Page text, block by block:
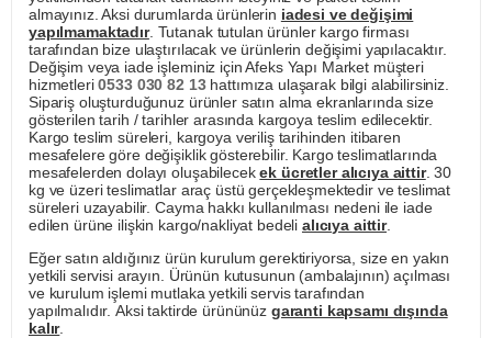
almayınız. Aksi durumlarda ürünlerin iadesi ve değişimi
yapılmamaktadır. Tutanak tutulan ürünler kargo firması
tarafından bize ulaştırılacak ve ürünlerin değişimi yapılacaktır.
Değişim veya iade işleminiz için Afeks Yapı Market müşteri
hizmetleri0533 030 82 13hattımıza ulaşarak bilgi alabilirsiniz.
Sipariş oluşturduğunuz ürünler satın alma ekranlarında size
gösterilen tarih / tarihler arasında kargoya teslim edilecektir.
Kargo teslim süreleri, kargoya veriliş tarihinden itibaren
mesafelere göre değişiklik gösterebilir. Kargo teslimatlarında
mesafelerden dolayı oluşabilecekek ücretler alıcıya aittir. 30
kg ve üzeri teslimatlar araç üstü gerçekleşmektedir ve teslimat
süreleri uzayabilir. Cayma hakkı kullanılması nedeni ile iade
edilen ürüne ilişkin kargo/nakliyat bedeli alıcıya aittir.
Eğer satın aldığınız ürün kurulum gerektiriyorsa, size en yakın
yetkili servisi arayın. Ürünün kutusunun (ambalajının) açılması
ve kurulum işlemi mutlaka yetkili servis tarafından
yapılmalıdır. Aksi taktirde ürününüz garanti kapsamı dışında
kalır.